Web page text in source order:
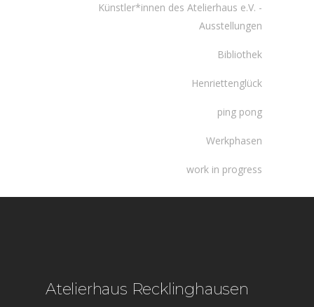
Künstler*innen des Atelierhaus e.V. -
Ausstellungen
Bibliothek
Henriettenglück
ping pong
Werkphasen
work in progress
Atelierhaus Recklinghausen